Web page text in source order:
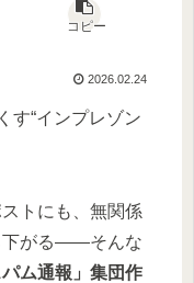
コピー
2026.02.24
す“インプレゾン
トにも、無関係
下がる――そんな
ム通報」集団作